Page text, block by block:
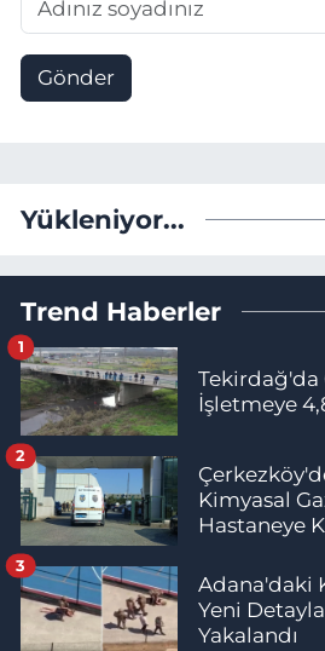
Gönder
Yükleniyor...
Trend Haberler
Tekirdağ'da
İşletmeye
1
Kimyasal
Hastaneye
2
Adana'daki
Yeni
Yakalandı
3